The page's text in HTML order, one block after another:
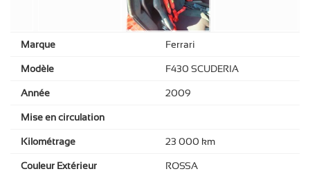
Marque Ferrari
Modèle F430 SCUDERIA
Année 2009
Mise en circulation
Kilométrage 23 000 km
Couleur Extérieur ROSSA